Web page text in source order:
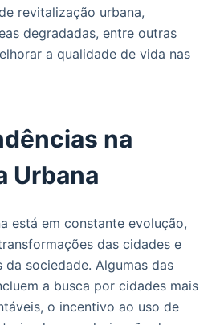
revitalização urbana,
degradadas, entre outras
a qualidade de vida nas
na
Urbana
está em constante evolução,
das cidades e
da sociedade. Algumas das
a busca por cidades mais
o incentivo ao uso de